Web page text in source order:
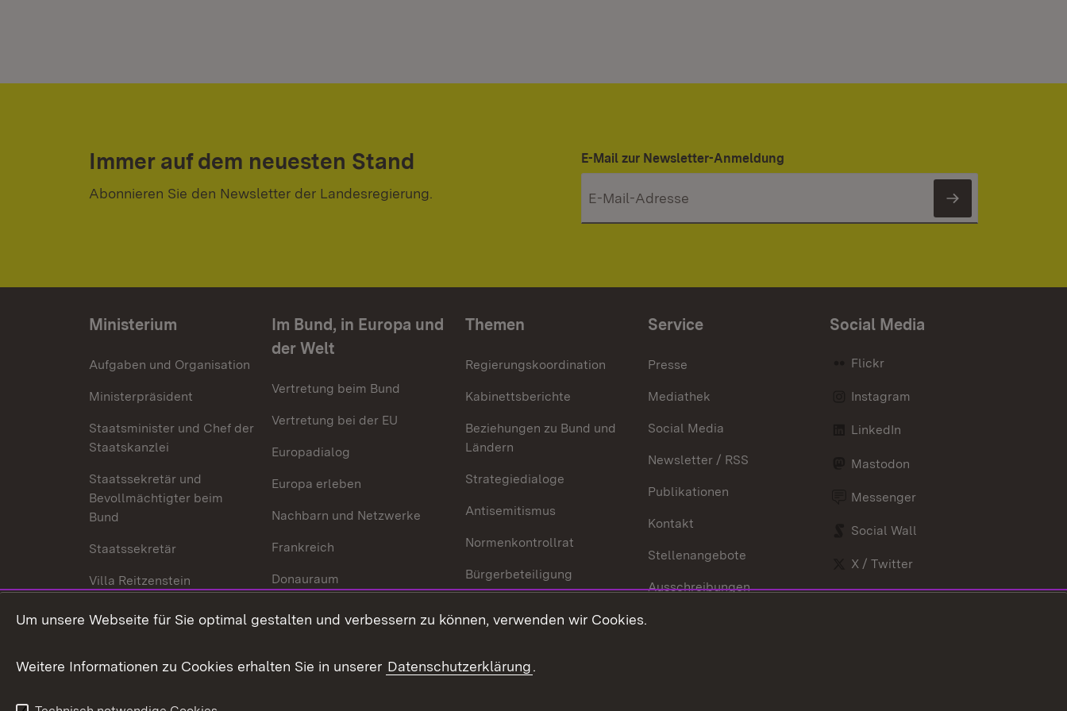
Immer auf dem neuesten Stand
Abonnieren Sie den Newsletter der Landesregierung.
E-Mail zur Newsletter-Anmeldung
Newsletter
Ministerium
Aufgaben und Organisation
Ministerpräsident
Staatsminister und Chef der
Staatskanzlei
Staatssekretär und
Bevollmächtigter beim
Bund
Staatssekretär
Villa Reitzenstein
Kontakt und Anfahrt
Im Bund, in Europa und
der Welt
Vertretung beim Bund
Vertretung bei der EU
Europadialog
Europa erleben
Nachbarn und Netzwerke
Frankreich
Donauraum
Dynamischer Europapool
Welt
Themen
Regierungskoordination
Kabinettsberichte
Beziehungen zu Bund und
Ländern
Strategiedialoge
Antisemitismus
Normenkontrollrat
Bürgerbeteiligung
Protokoll und
Service
Presse
Mediathek
Social Media
Newsletter / RSS
Publikationen
Kontakt
Stellenangebote
Ausschreibungen
Social Media
Flickr
Instagram
LinkedIn
Mastodon
Messenger
Social Wall
X / Twitter
Youtube
Um unsere Webseite für Sie optimal gestalten und verbessern zu können, verwenden wir Cookies.
Weitere Informationen zu Cookies erhalten Sie in unserer Datenschutzerklärung.